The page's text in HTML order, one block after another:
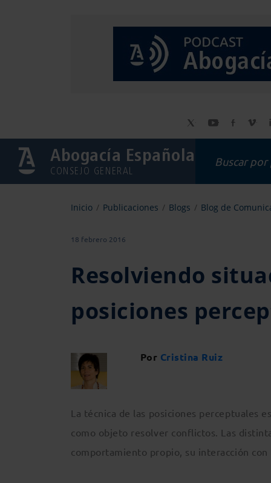
Abogacía Española
CONSEJO GENERAL
Inicio Publicaciones Blogs Blog de
18 febrero 2016
Resolviendo
posiciones
Por Cristina Ruiz
La técnica de las posiciones perceptuales
como objeto resolver conflictos. Las
comportamiento propio, su interacción